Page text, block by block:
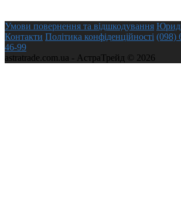
Умови повернення та відшкодування
Контакти Політика конфіденційності (098)
46-99
astratrade.com.ua - АстраТрейд © 2026